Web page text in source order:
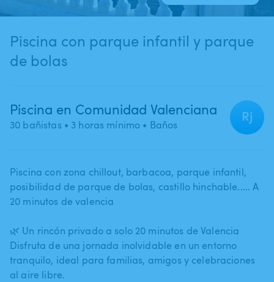
Piscina con parque infantil y parque
de bolas
Piscina en Comunidad Valenciana
30 bañistas • 3 horas mínimo • Baños
Rj
Piscina con zona chillout​,​ barbacoa​,​ parque infantil​,​
posibilidad de parque de bolas​,​ castillo hinchable..... A
20 minutos de valencia
🌿 Un rincón privado a solo 20 minutos de Valencia
Disfruta de una jornada inolvidable en un entorno
tranquilo​,​ ideal para familias​,​ amigos y celebraciones
al aire libre.